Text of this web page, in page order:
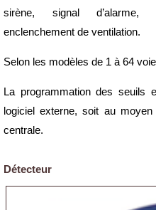
sirène, signal d’alarme,
enclenchement de ventilation.
Selon les modèles de 1 à 64
La programmation des
logiciel externe, soit au
centrale.
Détecteur